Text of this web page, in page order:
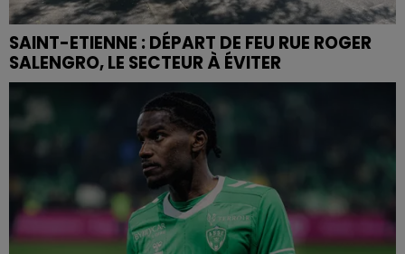
SAINT-ETIENNE : DÉPART DE FEU RUE ROGER
SALENGRO, LE SECTEUR À ÉVITER